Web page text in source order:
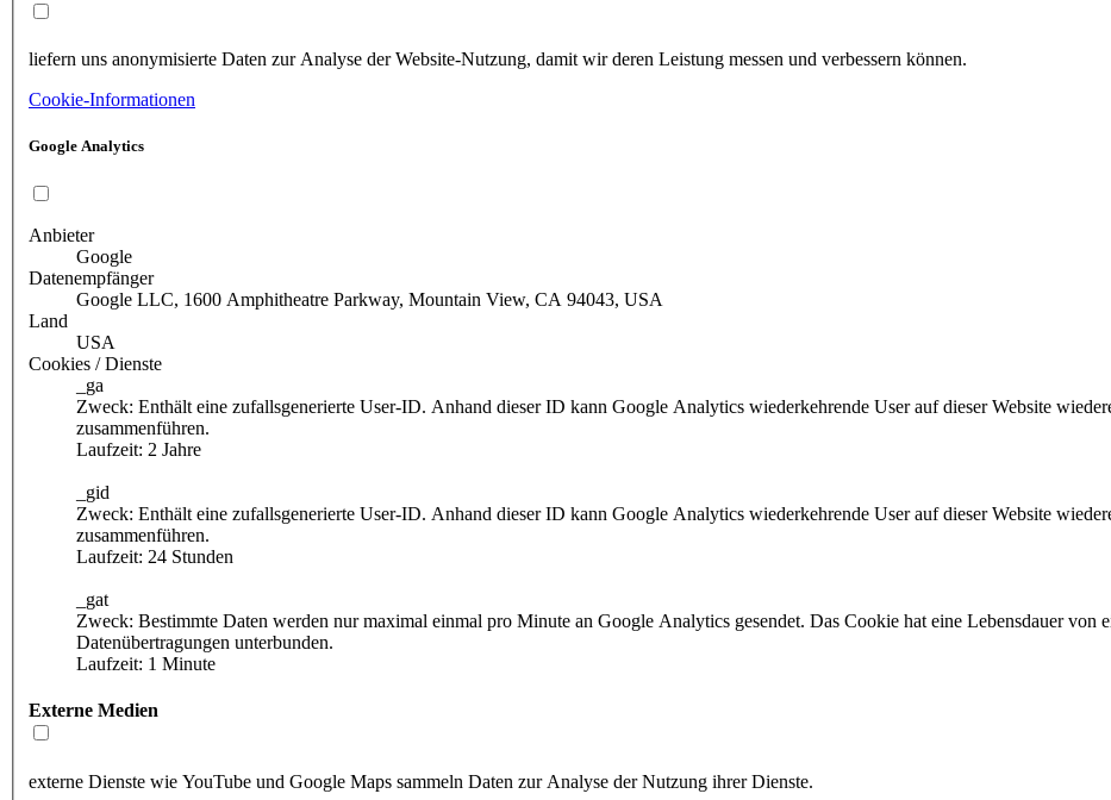
liefern uns anonymisierte Daten zur Analyse der Website-Nutzung, damit wir deren Leistung messen und verbessern können.
Cookie-Informationen
Google Analytics
Anbieter
Google
Datenempfänger
Google LLC, 1600 Amphitheatre Parkway, Mountain View, CA 94043, USA
Land
USA
Cookies / Dienste
_ga
Zweck: Enthält eine zufallsgenerierte User-ID. Anhand dieser ID kann Google Analytics wiederkehrende User auf dieser Website
zusammenführen.
Laufzeit: 2 Jahre
_gid
Zweck: Enthält eine zufallsgenerierte User-ID. Anhand dieser ID kann Google Analytics wiederkehrende User auf dieser Website
zusammenführen.
Laufzeit: 24 Stunden
_gat
Zweck: Bestimmte Daten werden nur maximal einmal pro Minute an Google Analytics gesendet. Das Cookie hat eine Lebensdauer von
Datenübertragungen unterbunden.
Laufzeit: 1 Minute
Externe Medien
externe Dienste wie YouTube und Google Maps sammeln Daten zur Analyse der Nutzung ihrer Dienste.